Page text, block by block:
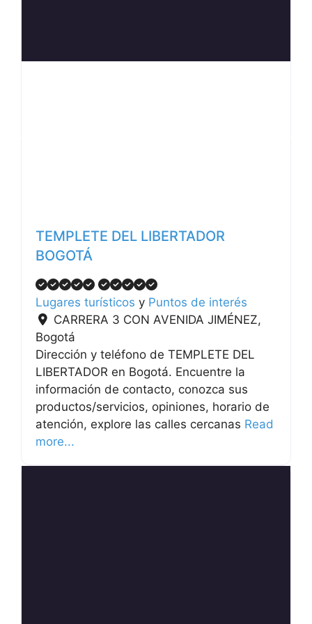
TEMPLETE DEL LIBERTADOR
BOGOTÁ
Lugares turísticos y Puntos de interés
CARRERA 3 CON AVENIDA JIMÉNEZ,
Bogotá
Dirección y teléfono de TEMPLETE DEL
LIBERTADOR en Bogotá. Encuentre la
información de contacto, conozca sus
productos/servicios, opiniones, horario de
atención, explore las calles cercanas Read
more...